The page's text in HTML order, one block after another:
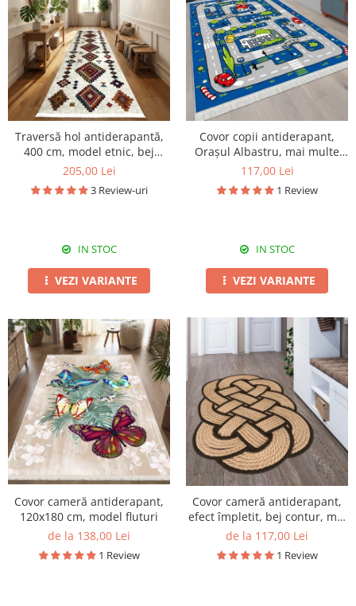
Traversă hol antiderapantă,
400 cm, model etnic, bej
multicolor
205,00 Lei
3 Review-uri
IN STOC
VEZI VARIANTE
Covor copii antiderapant,
Orașul Albastru, mai multe
dimensiuni
117,00 Lei
1 Review
IN STOC
VEZI VARIANTE
Covor cameră antiderapant,
120x180 cm, model fluturi
de la 138,00 Lei
1 Review
Covor cameră antiderapant,
efect împletit, bej contur, mai
multe dimensiuni
de la 117,00 Lei
1 Review